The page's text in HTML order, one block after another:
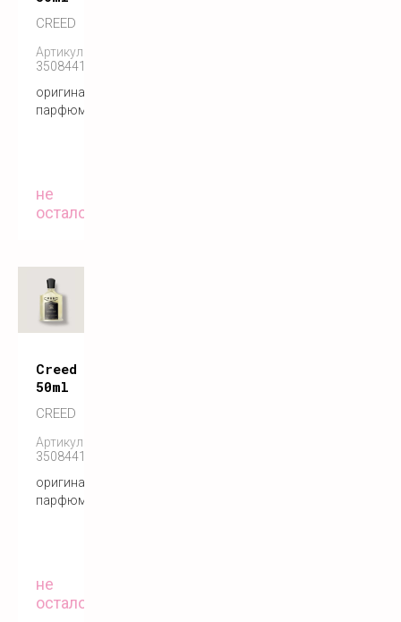
CREED
Артикул:
3508441001275
оригинальный
парфюм
не
осталось
Creed royal oud
50ml
CREED
Артикул:
3508441001275
оригинальный
парфюм
не
осталось